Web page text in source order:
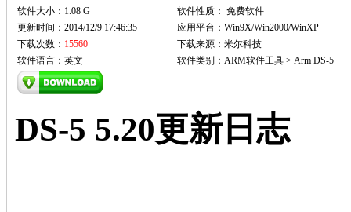
软件大小：1.08 G 软件性质： 免费软件
更新时间：2014/12/9 17:46:35
应用平台：Win9X/Win2000/WinXP
下载次数： 15560
下载来源：米尔科技
软件语言：英文
软件类别：ARM软件工具 > Arm DS-5
DS-5 5.20更新日志